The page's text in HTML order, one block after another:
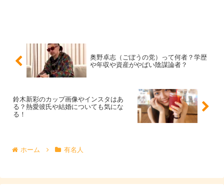
スポンサーリンク
奥野卓志（ごぼうの党）って何者？学歴
や年収や資産がやばい陰謀論者？
鈴木新彩のカップ画像やインスタはあ
る？熱愛彼氏や結婚についても気にな
る！
ホーム 有名人